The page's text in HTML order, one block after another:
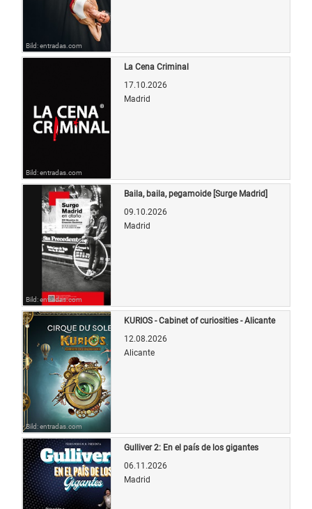
Bild: entradas.com
Bild: entradas.com
La Cena Criminal
17.10.2026
Madrid
Bild: entradas.com
Baila, baila, pegamoide [Surge Madrid]
09.10.2026
Madrid
Bild: entradas.com
KURIOS - Cabinet of curiosities - Alicante
12.08.2026
Alicante
Gulliver 2: En el país de los gigantes
06.11.2026
Madrid